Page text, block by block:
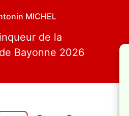
MICHEL
de la
Bayonne 2026